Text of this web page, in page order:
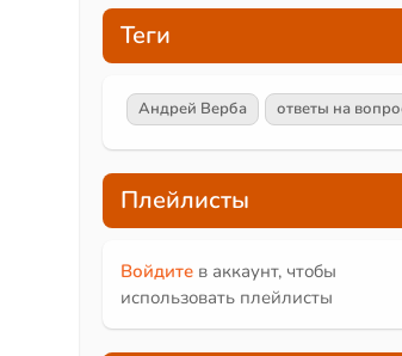
Теги
Андрей Верба ответы на
Плейлисты
Войдите в аккаунт, чтобы
использовать плейлисты